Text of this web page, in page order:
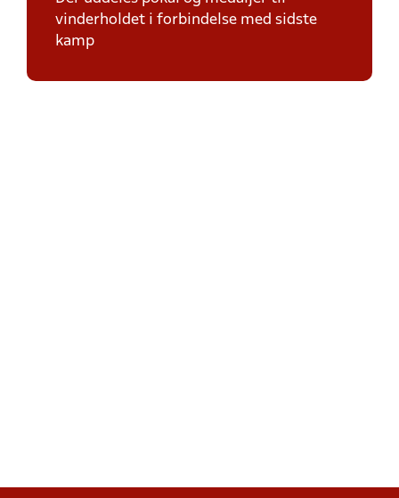
vinderholdet i forbindelse med sidste
kamp